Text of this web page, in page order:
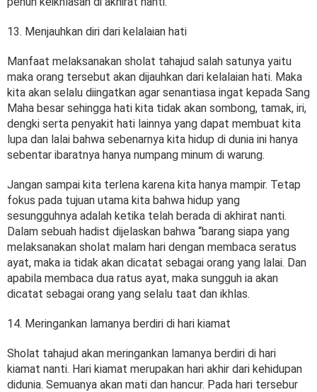
13. Menjauhkan diri dari kelalaian hati
Manfaat melaksanakan sholat tahajud salah satunya yaitu
maka orang tersebut akan dijauhkan dari kelalaian hati. Maka
kita akan selalu diingatkan agar senantiasa ingat kepada Sang
Maha besar sehingga hati kita tidak akan sombong, tamak, iri,
dengki serta penyakit hati lainnya yang dapat membuat kita
lupa dan lalai bahwa sebenarnya kita hidup di dunia ini hanya
sebentar ibaratnya hanya numpang minum di warung.
Jangan sampai kita terlena karena kita hanya mampir. Tetap
fokus pada tujuan utama kita bahwa hidup yang
sesungguhnya adalah ketika telah berada di akhirat nanti.
Dalam sebuah hadist dijelaskan bahwa “barang siapa yang
melaksanakan sholat malam hari dengan membaca seratus
ayat, maka ia tidak akan dicatat sebagai orang yang lalai. Dan
apabila membaca dua ratus ayat, maka sungguh ia akan
dicatat sebagai orang yang selalu taat dan ikhlas.
14. Meringankan lamanya berdiri di hari kiamat
Sholat tahajud akan meringankan lamanya berdiri di hari
kiamat nanti. Hari kiamat merupakan hari akhir dari kehidupan
didunia. Semuanya akan mati dan hancur. Pada hari tersebur